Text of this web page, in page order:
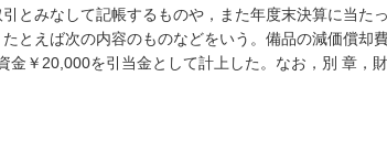
とみなして記帳するものや，また年度末決算に当た
とえば次の内容のものなどをいう。備品の減価償却
￥20,000を引当金として計上した。なお，別 章，